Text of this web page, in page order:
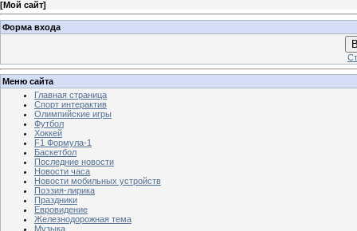
[Мой сайт]
Форма входа
Меню сайта
Главная страница
Спорт интерактив
Олимпийские игры
Футбол
Хоккей
F1 Формула-1
Баскетбол
Последние новости
Новости часа
Новости мобильных устройств
Поэзия-лирика
Праздники
Евровидение
Железнодорожная тема
Музыка